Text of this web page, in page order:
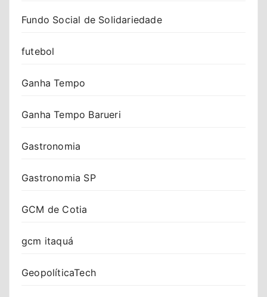
Fundo Social de Solidariedade
futebol
Ganha Tempo
Ganha Tempo Barueri
Gastronomia
Gastronomia SP
GCM de Cotia
gcm itaquá
GeopolíticaTech